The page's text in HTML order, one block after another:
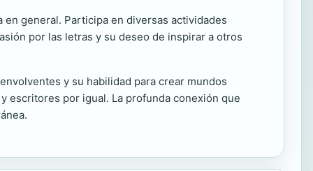
general. Participa en diversas actividades
por las letras y su deseo de inspirar a otros
y su habilidad para crear mundos
escritores por igual. La profunda conexión que